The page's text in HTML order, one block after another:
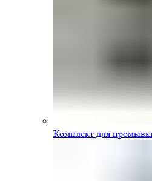
Комплект для